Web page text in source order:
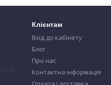
Клієнтам
Вхід до кабінету
Блог
Про нас
Контактна інформація